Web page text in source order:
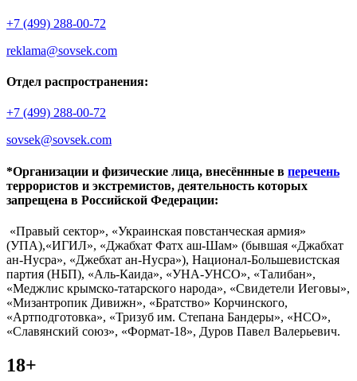
+7 (499) 288-00-72
reklama@sovsek.com
Отдел распространения:
+7 (499) 288-00-72
sovsek@sovsek.com
*Организации и физические лица, внесённные в перечень
террористов и экстремистов, деятельность которых
запрещена в Российской Федерации:
«Правый сектор», «Украинская повстанческая армия»
(УПА),«ИГИЛ», «Джабхат Фатх аш-Шам» (бывшая «Джабхат
ан-Нусра», «Джебхат ан-Нусра»), Национал-Большевистская
партия (НБП), «Аль-Каида», «УНА-УНСО», «Талибан»,
«Меджлис крымско-татарского народа», «Свидетели Иеговы»,
«Мизантропик Дивижн», «Братство» Корчинского,
«Артподготовка», «Тризуб им. Степана Бандеры», «НСО»,
«Славянский союз», «Формат-18», Дуров Павел Валерьевич.
18+